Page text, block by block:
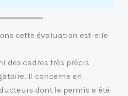
cette évaluation est-elle
des cadres très précis
Il concerne en
dont le permis a été